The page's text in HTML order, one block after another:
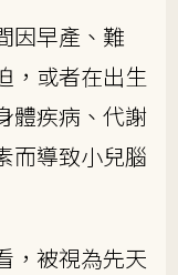
因早產、難
，或者在出生
體疾病、代謝
而導致小兒腦
，被視為先天